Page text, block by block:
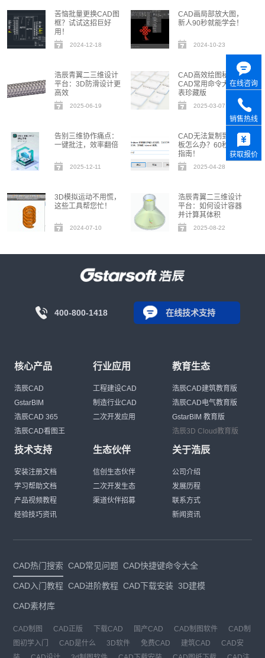
苦恼批量更换CAD图
框？试试这招巨好
用！
2024-12-18
CAD画局部放大图，
新人90秒就能学会！
2024-10-23
浩辰青翼二三维设计
平台：3D防滑设计更
高效
2025-06-19
CAD高效绘图秘籍：
CAD常用命令大全图
表珍藏版
2025-03-07
告别三维协作痛点：
一键批注，效率翻倍
2025-12-11
CAD无法复制到剪贴
板怎么办？60秒自救
指南！
2025-04-28
3D模拟运动不用慌，
这些工具帮您忙！
2024-07-10
浩辰青翼二三维设计
平台：如何设计容器
并计算其体积
2025-08-22
400-800-1418 在线技术支持
核心产品
浩辰CAD
GstarBIM
浩辰CAD 365
浩辰CAD看图王
行业应用
工程建设CAD
制造行业CAD
二次开发应用
教育生态
浩辰CAD建筑教育版
浩辰CAD电气教育版
GstarBIM 教育版
浩辰3D Cloud教育版
技术支持
安装注册文档
学习帮助文档
产品视频教程
经验技巧资讯
生态伙伴
信创生态伙伴
二次开发生态
渠道伙伴招募
关于浩辰
公司介绍
发展历程
联系方式
新闻资讯
CAD热门搜索 CAD常见问题 CAD快捷键命令大全
CAD入门教程 CAD进阶教程 CAD下载安装 3D建模
CAD素材库
CAD制图 CAD正版 下载CAD 国产CAD CAD制图软件
CAD制
图初学入门
CAD是什么 3D软件 免费CAD 建筑CAD
CAD安
在线咨询
销售热线
获取报价